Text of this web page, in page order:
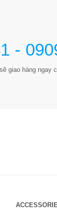
-
giao hàng ngay